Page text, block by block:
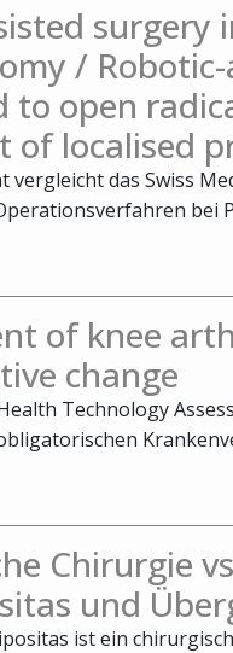
surgery
/
to open
of localised
vergleicht das Swiss
bei
of knee
change
Technology
Chirurgie
und
ist ein